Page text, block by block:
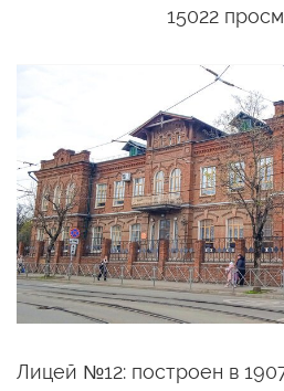
15022
Лицей №12: построен в